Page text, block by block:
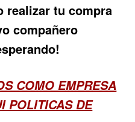
realizar tu compra
compañero
COMO EMPRESA
POLITICAS DE